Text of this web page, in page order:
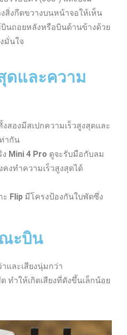
สิ่งกีดขวางบนหน้าจอให้เห็น
นถอยหลังหรือบินด้านข้างด้วย
มั่นใจ
ดและความ
สองมีสเปกความเร็วสูงสุดและ
ากัน
Mini 4 Pro ดูจะรับมือกับลม
คงทำความเร็วสูงสุดได้
ะ Flipมีโครงป้องกันใบพัดซึ่ง
ะบิน
าและเสียงนุ่มกว่า
ทำให้เกิดเสียงที่ดังขึ้นเล็กน้อย